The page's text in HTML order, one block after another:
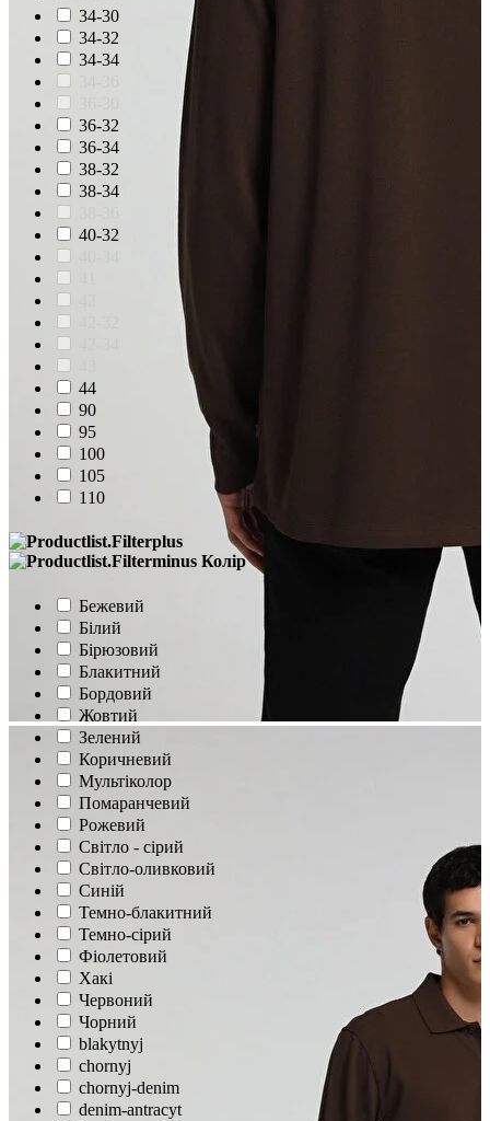
34-30
34-32
34-34
36-32
36-34
38-32
38-34
40-32
44
90
95
100
105
110
Колір
Бежевий
Білий
Бірюзовий
Блакитний
Бордовий
Жовтий
Зелений
Коричневий
Мультіколор
Помаранчевий
Рожевий
Світло - сірий
Світло-оливковий
Синій
Темно-блакитний
Темно-сірий
Фіолетовий
Хакі
Червоний
Чорний
blakytnyj
chornyj
chornyj-denim
denim-antracyt